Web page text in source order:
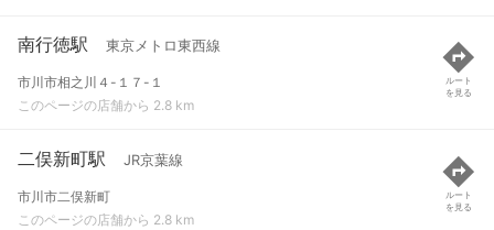
南行徳駅 東京メトロ東西線
市川市相之川４-１７-１
このページの店舗から 2.8 km
ルート
を見る
二俣新町駅 JR京葉線
市川市二俣新町
このページの店舗から 2.8 km
ルート
を見る